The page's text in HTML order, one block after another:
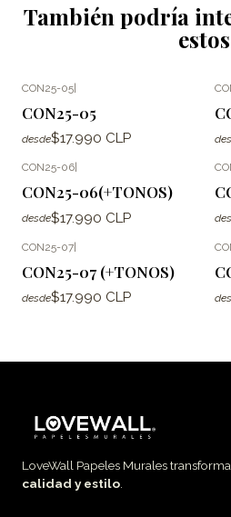
También podría
estos
CON25-05
CON25-05
desde$17.990 CLP
CON25-06
CON25-06(+TONOS)
desde$17.990 CLP
CON25-07|
CON25-07 (+TONOS)
desde$17.990 CLP
LoveWall Papeles Murales
calidad y estilo